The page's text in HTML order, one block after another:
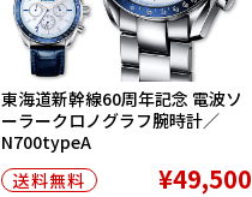
東海道新幹線60周年記念 電波ソ
ーラークロノグラフ腕時計／
N700typeA
送料無料
¥49,500